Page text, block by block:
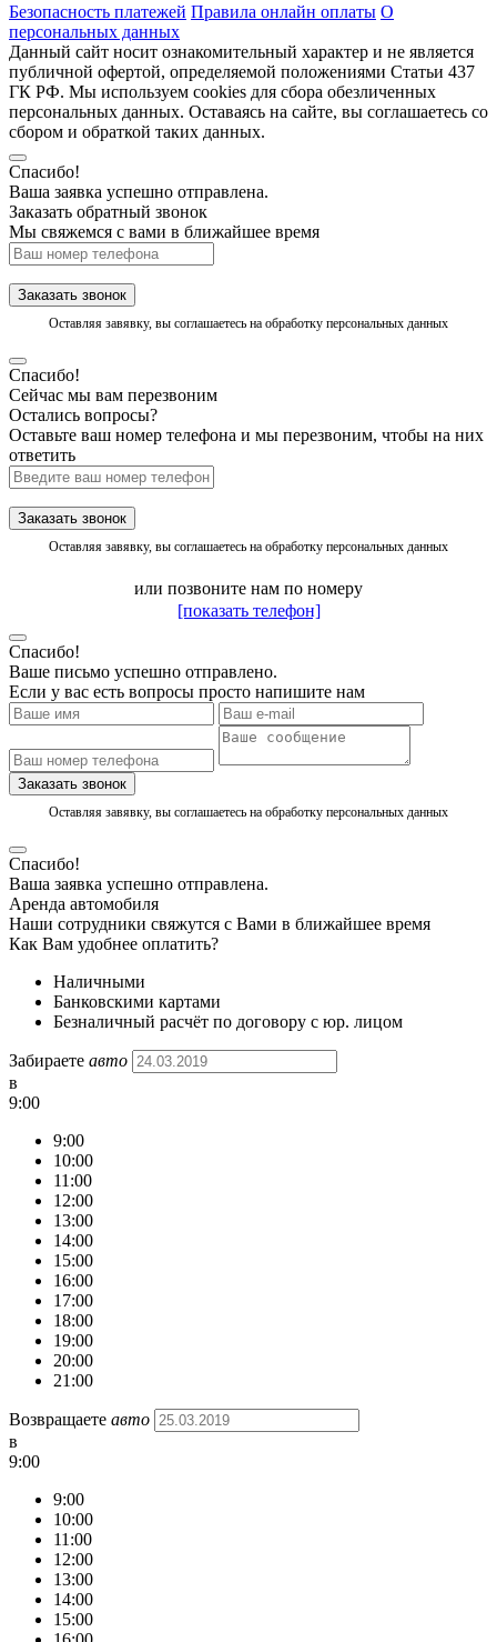
Безопасность платежей Правила онлайн оплаты О
персональных данных
Данный сайт носит ознакомительный характер и не является
публичной офертой, определяемой положениями Статьи 437
ГК РФ. Мы используем cookies для сбора обезличенных
персональных данных. Оставаясь на сайте, вы соглашаетесь со
сбором и обраткой таких данных.
Спасибо!
Ваша заявка успешно отправлена.
Заказать обратный звонок
Мы свяжемся с вами в ближайшее время
Заказать звонок
Оставляя завявку, вы соглашаетесь на обработку персональных данных
Спасибо!
Сейчас мы вам перезвоним
Остались вопросы?
Оставьте ваш номер телефона и мы перезвоним, чтобы на них
ответить
Заказать звонок
Оставляя завявку, вы соглашаетесь на обработку персональных данных
или позвоните нам по номеру
[показать телефон]
Спасибо!
Ваше письмо успешно отправлено.
Если у вас есть вопросы просто напишите нам
Заказать звонок
Оставляя завявку, вы соглашаетесь на обработку персональных данных
Спасибо!
Ваша заявка успешно отправлена.
Аренда автомобиля
Наши сотрудники свяжутся с Вами в ближайшее время
Как Вам удобнее оплатить?
Наличными
Банковскими картами
Безналичный расчёт по договору с юр. лицом
Забираете авто
в
9:00
9:00
10:00
11:00
12:00
13:00
14:00
15:00
16:00
17:00
18:00
19:00
20:00
21:00
Возвращаете авто
в
9:00
9:00
10:00
11:00
12:00
13:00
14:00
15:00